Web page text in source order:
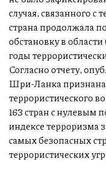
случая, связанного
страна продолжала
обстановку в
годы
Согласно отчету,
Шри-Ланка признана
террористического
163 стран с нулевым
индексе терроризма
самых безопасных
террористических